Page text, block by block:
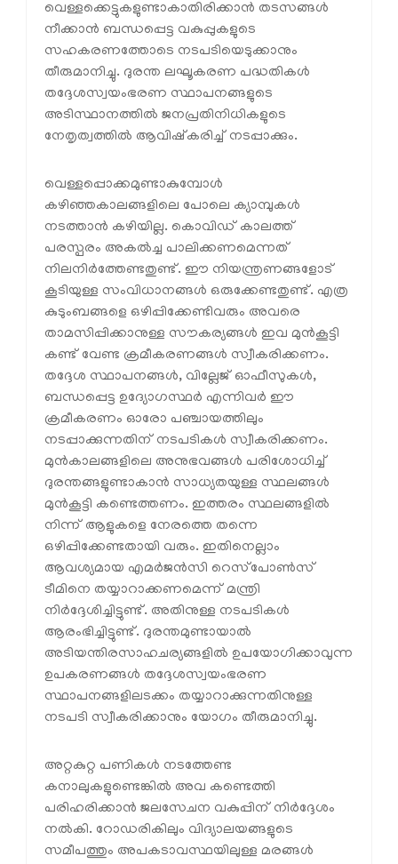
വെള്ളക്കെട്ടുകളുണ്ടാകാതിരിക്കാന്‍ തടസങ്ങള്‍
നീക്കാന്‍ ബന്ധപ്പെട്ട വകുപ്പുകളുടെ
സഹകരണത്തോടെ നടപടിയെടുക്കാനും
തീരുമാനിച്ചു. ദുരന്ത ലഘൂകരണ പദ്ധതികള്‍
തദ്ദേശസ്വയംഭരണ സ്ഥാപനങ്ങളുടെ
അടിസ്ഥാനത്തില്‍ ജനപ്രതിനിധികളുടെ
നേതൃത്വത്തില്‍ ആവിഷ്‌കരിച്ച് നടപ്പാക്കും.
വെള്ളപ്പൊക്കമുണ്ടാകുമ്പോള്‍
കഴിഞ്ഞകാലങ്ങളിലെ പോലെ ക്യാമ്പുകള്‍
നടത്താന്‍ കഴിയില്ല. കൊവിഡ് കാലത്ത്
പരസ്പരം അകല്‍ച്ച പാലിക്കണമെന്നത്
നിലനിര്‍ത്തേണ്ടതുണ്ട്. ഈ നിയന്ത്രണങ്ങളോട്
കൂടിയുള്ള സംവിധാനങ്ങള്‍ ഒരുക്കേണ്ടതുണ്ട്. എത്ര
കുടുംബങ്ങളെ ഒഴിപ്പിക്കേണ്ടിവരും അവരെ
താമസിപ്പിക്കാനുള്ള സൗകര്യങ്ങള്‍ ഇവ മുന്‍കൂട്ടി
കണ്ട് വേണ്ട ക്രമീകരണങ്ങള്‍ സ്വീകരിക്കണം.
തദ്ദേശ സ്ഥാപനങ്ങള്‍, വില്ലേജ് ഓഫീസുകള്‍,
ബന്ധപ്പെട്ട ഉദ്യോഗസ്ഥര്‍ എന്നിവര്‍ ഈ
ക്രമീകരണം ഓരോ പഞ്ചായത്തിലും
നടപ്പാക്കുന്നതിന് നടപടികള്‍ സ്വീകരിക്കണം.
മുന്‍കാലങ്ങളിലെ അനുഭവങ്ങള്‍ പരിശോധിച്ച്
ദുരന്തങ്ങളുണ്ടാകാന്‍ സാധ്യതയുള്ള സ്ഥലങ്ങള്‍
മുന്‍കൂട്ടി കണ്ടെത്തണം. ഇത്തരം സ്ഥലങ്ങളില്‍
നിന്ന് ആളുകളെ നേരത്തെ തന്നെ
ഒഴിപ്പിക്കേണ്ടതായി വരും. ഇതിനെല്ലാം
ആവശ്യമായ എമര്‍ജന്‍സി റെസ്‌പോണ്‍സ്
ടീമിനെ തയ്യാറാക്കണമെന്ന് മന്ത്രി
നിര്‍ദ്ദേശിച്ചിട്ടുണ്ട്. അതിനുള്ള നടപടികള്‍
ആരംഭിച്ചിട്ടുണ്ട്. ദുരന്തമുണ്ടായാല്‍
അടിയന്തിരസാഹചര്യങ്ങളില്‍ ഉപയോഗിക്കാവുന്ന
ഉപകരണങ്ങള്‍ തദ്ദേശസ്വയംഭരണ
സ്ഥാപനങ്ങളിലടക്കം തയ്യാറാക്കുന്നതിനുള്ള
നടപടി സ്വീകരിക്കാനും യോഗം തീരുമാനിച്ചു.
അറ്റകുറ്റ പണികള്‍ നടത്തേണ്ട
കനാലുകളുണ്ടെങ്കില്‍ അവ കണ്ടെത്തി
പരിഹരിക്കാന്‍ ജലസേചന വകുപ്പിന് നിര്‍ദ്ദേശം
നല്‍കി. റോഡരികിലും വിദ്യാലയങ്ങളുടെ
സമീപത്തും അപകടാവസ്ഥയിലുള്ള മരങ്ങള്‍